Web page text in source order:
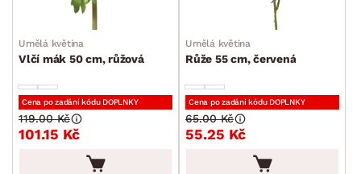
Umělá květina
Vlčí mák 50 cm, růžová
Cena po zadání kódu DOPLNKY
101.15 Kč
119.00 Kč
Umělá květina
Růže 55 cm, červená
Cena po zadání kódu DOPLNKY
55.25 Kč
65.00 Kč